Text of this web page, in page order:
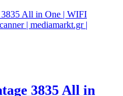
3835 All in